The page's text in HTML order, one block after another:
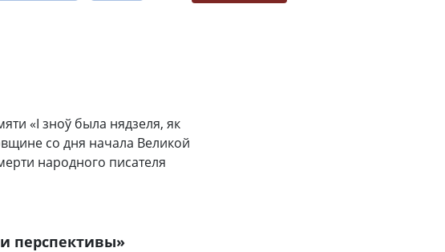
«І зноў была нядзеля, як
со дня начала Великой
народного писателя
перспективы»